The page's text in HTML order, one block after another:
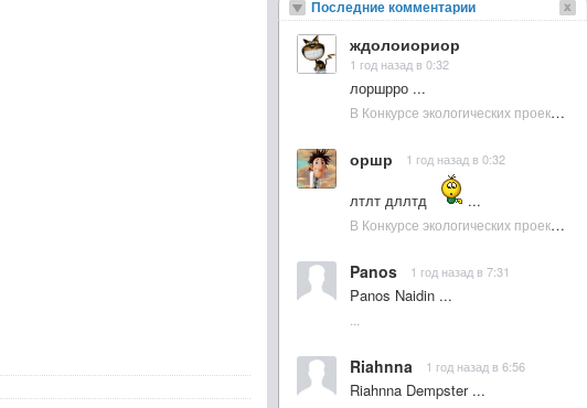
Последние комментарии
ждолоиориор
1 год назад в 0:32
лоршрро ...
В Конкурсе экологических проектов в Подмосковье активно участвовала молодежь :: NewsRbk.ru...
оршр 1 год назад в 0:32
лтлт дллтд
...
В Конкурсе экологических проектов в Подмосковье активно участвовала молодежь :: NewsRbk.ru...
Panos 1 год назад в 7:31
Panos Naidin ...
Riahnna 1 год назад в 6:56
Riahnna Dempster ...